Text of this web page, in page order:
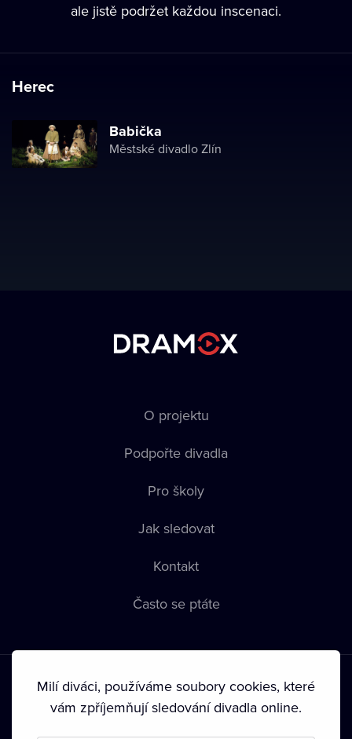
ale jistě podržet každou inscenaci.
Herec
Babička
Městské divadlo Zlín
O projektu
Podpořte divadla
Pro školy
Jak sledovat
Kontakt
Často se ptáte
Milí diváci, používáme soubory cookies, které
vám zpříjemňují sledování divadla online.